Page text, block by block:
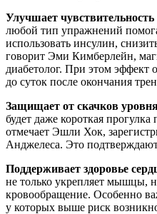
Улучшает
любой тип упражнений
использовать инсулин,
говорит Эми Кимберлейн,
диабетолог. При этом эффект
до суток после окончания
Защищает от скачков
будет даже короткая
отмечает Эшли Хок,
Анджелеса. Это
Поддерживает здоровье
не только укрепляет мышцы,
кровообращение. Особенно
у которых выше риск